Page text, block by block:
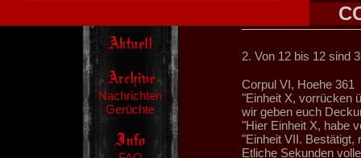
Nachrichten
Gerüchte
2. Von 12 bis 12 sind
Corpul VI, Hoehe 361
"Einheit X, vorrücken
wir geben euch
"Hier Einheit X, habe
"Einheit VII. Bestätigt,
Etliche Sekunden